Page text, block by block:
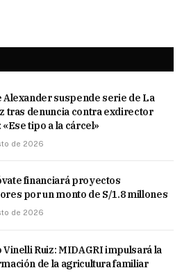
Alexander suspende serie de La
tras denuncia contra exdirector
tipo a la cárcel»
de 2026
financiará proyectos
por un monto de S/1.8 millones
de 2026
Ruiz: MIDAGRI impulsará la
de la agricultura familiar